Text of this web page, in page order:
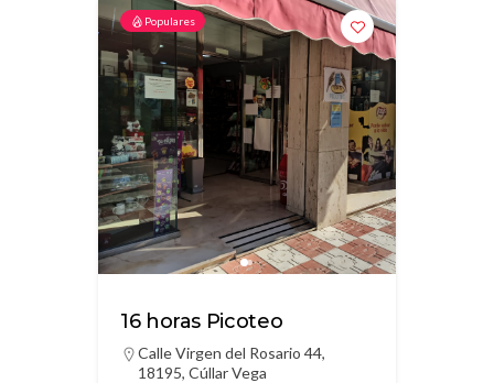
Populares
16 horas Picoteo
Calle Virgen del Rosario 44,
18195, Cúllar Vega